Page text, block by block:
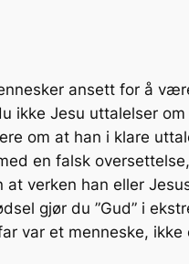
ansett for å
ikke Jesu uttalelser
om at han i klare
en falsk
at verken han eller
gjør du ”Gud” i
var et menneske, ikke